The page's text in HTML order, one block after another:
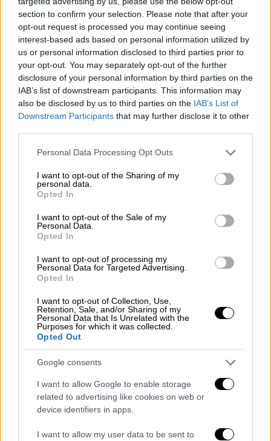
section to confirm your selection. Please note that after your
opt-out request is processed you may continue seeing
interest-based ads based on personal information utilized by
us or personal information disclosed to third parties prior to
your opt-out. You may separately opt-out of the further
disclosure of your personal information by third parties on the
IAB’s list of downstream participants. This information may
also be disclosed by us to third parties on the IAB’s List of
Downstream Participants that may further disclose it to other
Please note that this website/app uses one or more Google
not limited to your visit or usage behaviour. You may click to
grant or deny consent to Google and its third-party tags to
use your data for below specified purposes in below Google
consent section.
Personal Data Processing Opt Outs
I want to opt-out of the Sharing of my
personal data.
Opted In
I want to opt-out of the Sale of my
Personal Data.
Opted In
I want to opt-out of processing my
Personal Data for Targeted Advertising.
Opted In
I want to opt-out of Collection, Use,
Retention, Sale, and/or Sharing of my
Personal Data that Is Unrelated with the
Purposes for which it was collected.
Opted Out
Google consents
I want to allow Google to enable storage
related to advertising like cookies on web or
device identifiers in apps.
I want to allow my user data to be sent to
όπως έγραψε το ThessToday.gr, η κοπέλα
μετέβη στο ΑΤ Λευκού Πύργου, όπου
ανέφερε όσα θυμόταν καταγγέλλοντας τρία
άτομα, που όμως δεν γνωρίζει την
ταυτότητά τους. Ωστόσο, ο ένας από τους
τρεις επιχειρηματίες της τηλεφώνησε, με
συνέπεια οι αστυνομικοί να προχωρήσουν
Τι βρέθηκε στο δωμάτιο